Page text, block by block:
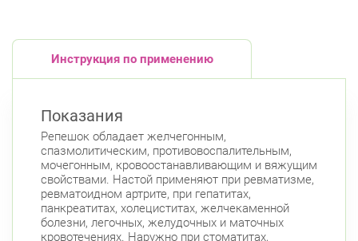
Фрунзенский район
Белы Куна, д.1, к.1 8:00-22:00
Бухарестская Международная
Инструкция по применению
Показания
Репешок обладает желчегонным,
спазмолитическим, противовоспалительным,
мочегонным, кровоостанавливающим и вяжущим
свойствами. Настой применяют при ревматизме,
ревматоидном артрите, при гепатитах,
панкреатитах, холециститах, желчекаменной
болезни, легочных, желудочных и маточных
кровотечениях. Наружно при стоматитах,